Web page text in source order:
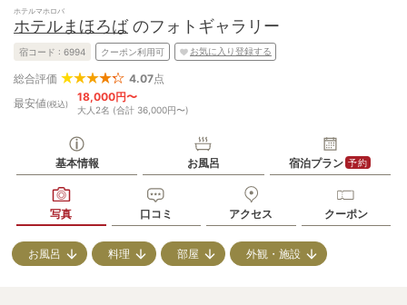
ホテルマホロバ
ホテルまほろばのフォトギャラリー
宿コード : 6994 クーポン利用可 お気に入り登録する
総合評価 4.07点
最安値(税込)
18,000円〜
大人2名 (合計 36,000円〜)
基本情報 お風呂 宿泊プラン 予約
写真 口コミ アクセス クーポン
お風呂 料理 部屋 外観・施設